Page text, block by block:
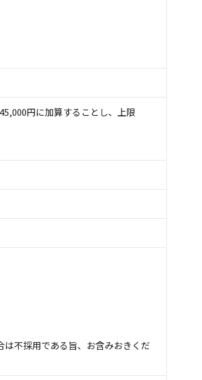
円に加算することし、上限
不採用である旨、お含みおきくだ